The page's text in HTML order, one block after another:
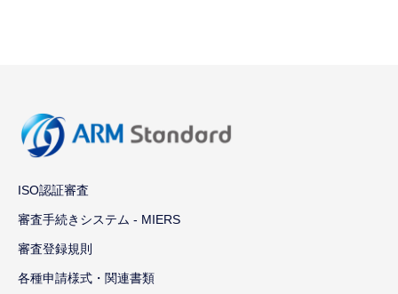
ISO認証審査
審査手続きシステム - MIERS
審査登録規則
各種申請様式・関連書類